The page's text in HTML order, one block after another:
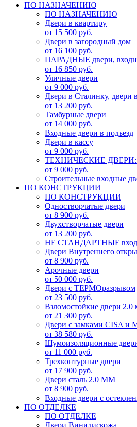
ПО НАЗНАЧЕНИЮ
ПО НАЗНАЧЕНИЮ
Двери в квартиру
от 15 500 руб.
Двери в загородный дом
от 16 100 руб.
ПАРАДНЫЕ двери,
от 16 850 руб.
Уличные двери
от 9 000 руб.
Двери в Сталинку, двери
от 13 200 руб.
Тамбурные двери
от 14 000 руб.
Входные двери в подъезд
Двери в кассу
от 9 000 руб.
ТЕХНИЧЕСКИЕ ДВЕРИ: в
от 9 000 руб.
Строительные входные
ПО КОНСТРУКЦИИ
ПО КОНСТРУКЦИИ
Одностворчатые двери
от 8 900 руб.
Двухстворчатые двери
от 13 200 руб.
НЕ СТАНДАРТНЫЕ
Двери Внутреннего
от 8 900 руб.
Арочные двери
от 50 000 руб.
Двери с ТЕРМОразрывом
от 23 500 руб.
Взломостойкие двери 2.0
от 21 300 руб.
Двери с замками CISA и
от 38 580 руб.
Шумоизоляционные
от 11 000 руб.
Трехконтурные двери
от 17 900 руб.
Двери сталь 2.0 ММ
от 8 900 руб.
Входные двери с
ПО ОТДЕЛКЕ
ПО ОТДЕЛКЕ